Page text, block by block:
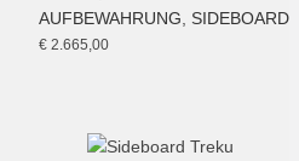
AUFBEWAHRUNG
SIDEBOARD
€2.665,00